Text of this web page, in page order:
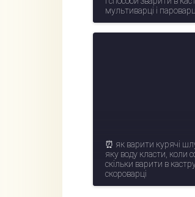
мультиварці і
⏰ як варити курячі
яку воду класти, коли
скільки варити в
скороварці